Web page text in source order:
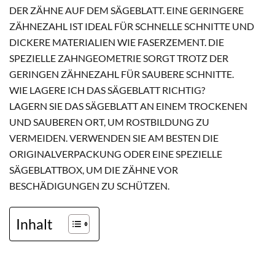
DER ZÄHNE AUF DEM SÄGEBLATT. EINE GERINGERE
ZÄHNEZAHL IST IDEAL FÜR SCHNELLE SCHNITTE UND
DICKERE MATERIALIEN WIE FASERZEMENT. DIE
SPEZIELLE ZAHNGEOMETRIE SORGT TROTZ DER
GERINGEN ZÄHNEZAHL FÜR SAUBERE SCHNITTE.
WIE LAGERE ICH DAS SÄGEBLATT RICHTIG?
LAGERN SIE DAS SÄGEBLATT AN EINEM TROCKENEN
UND SAUBEREN ORT, UM ROSTBILDUNG ZU
VERMEIDEN. VERWENDEN SIE AM BESTEN DIE
ORIGINALVERPACKUNG ODER EINE SPEZIELLE
SÄGEBLATTBOX, UM DIE ZÄHNE VOR
BESCHÄDIGUNGEN ZU SCHÜTZEN.
Inhalt